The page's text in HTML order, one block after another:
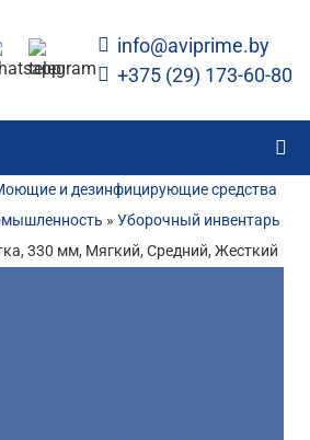
info@aviprime.by
+375 (29) 173-60-80
и дезинфицирующие средства
» Уборочный инвентарь
330 мм, Мягкий, Средний, Жесткий